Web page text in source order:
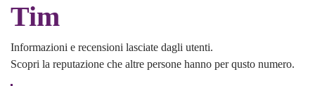
Tim
Informazioni e recensioni lasciate dagli utenti.
Scopri la reputazione che altre persone hanno per qusto numero.